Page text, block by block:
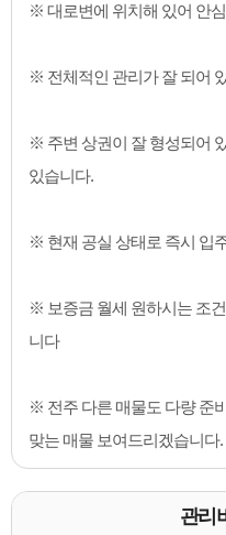
※ 대로변에 위치해 있어 안
※ 전체적인 관리가 잘 되어
※ 주변 상권이 잘 형성되어
있습니다.
※ 현재 공실 상태로 즉시 입
※ 보증금 월세 원하시는 조
니다
※ 전주 다른 매물도 다량 준
맞는 매물 보여드리겠습니다.
관리